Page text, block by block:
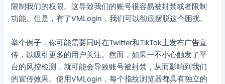
限制我们的权限。这导致我们的账号很容易被封禁或者限制
功能。但是，有了VMLogin，我们可以彻底摆脱这个困扰。
举个例子，你可能需要同时在Twitter和TikTok上发布广告宣
传，以吸引更多的用户关注。然而，如果一不小心触发了平
台的风控检测，就可能会导致账号被封禁，从而影响到我们
的宣传效果。使用VMLogin，每个指纹浏览器都具有独立的